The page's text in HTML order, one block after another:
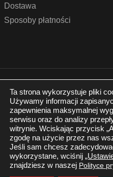
Dostawa
Sposoby płatności
© 2022 by podlogidrzwi.eu
Wszystkie prawa
Polityka prywatności
Ta strona wykorzystuje pliki
Używamy informacji
zapewnienia maksymalnej
serwisu oraz do analizy
witrynie. Wciskając przycisk
zgodę na użycie przez nas
Jeśli sam chcesz
wykorzystane, wciśnij
znajdziesz w naszej Polityce